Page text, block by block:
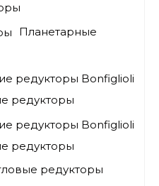
Планетарные
редукторы
редукторы
редукторы